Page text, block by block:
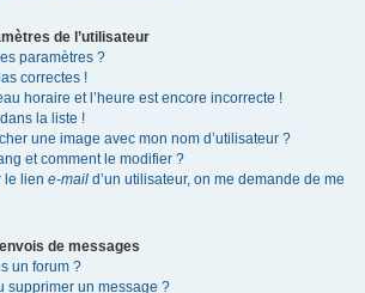
de l’utilisateur
paramètres ?
correctes !
horaire et l’heure est encore incorrecte !
la liste !
une image avec mon nom d’utilisateur ?
et comment le modifier ?
le lien e-mail d’un utilisateur, on me demande de me
de messages
un forum ?
supprimer un message ?